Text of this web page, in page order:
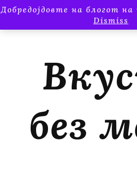
Добредојдовте на блогот на
Dismiss
без